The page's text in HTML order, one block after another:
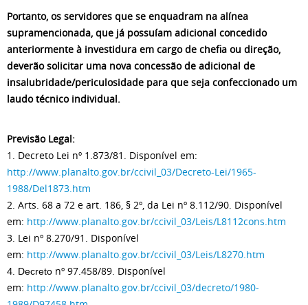
Portanto, os servidores que se enquadram na alínea
supramencionada, que já possuíam adicional concedido
anteriormente à investidura em cargo de chefia ou direção,
deverão solicitar uma nova concessão de adicional de
insalubridade/periculosidade para que seja confeccionado um
laudo técnico individual.
Previsão Legal:
1. Decreto Lei nº 1.873/81. Disponível em:
http://www.planalto.gov.br/ccivil_03/Decreto-Lei/1965-
1988/Del1873.htm
2. Arts. 68 a 72 e art. 186, § 2º, da Lei nº 8.112/90. Disponível
em: http://www.planalto.gov.br/ccivil_03/Leis/L8112cons.htm
3. Lei nº 8.270/91. Disponível
em: http://www.planalto.gov.br/ccivil_03/Leis/L8270.htm
4. Decreto nº 97.458/89. Disponível
em: http://www.planalto.gov.br/ccivil_03/decreto/1980-